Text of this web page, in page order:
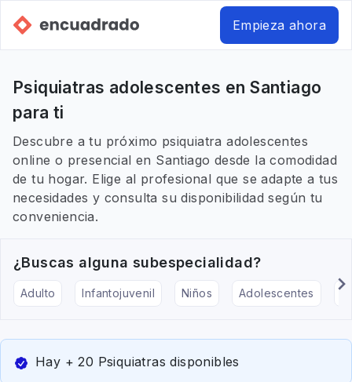
Empieza ahora
Psiquiatras adolescentes en Santiago
para ti
Descubre a tu próximo psiquiatra adolescentes
online o presencial en Santiago desde la comodidad
de tu hogar. Elige al profesional que se adapte a tus
necesidades y consulta su disponibilidad según tu
conveniencia.
¿Buscas alguna subespecialidad?
Adulto Infantojuvenil Niños Adolescentes
Hay + 20 Psiquiatras disponibles